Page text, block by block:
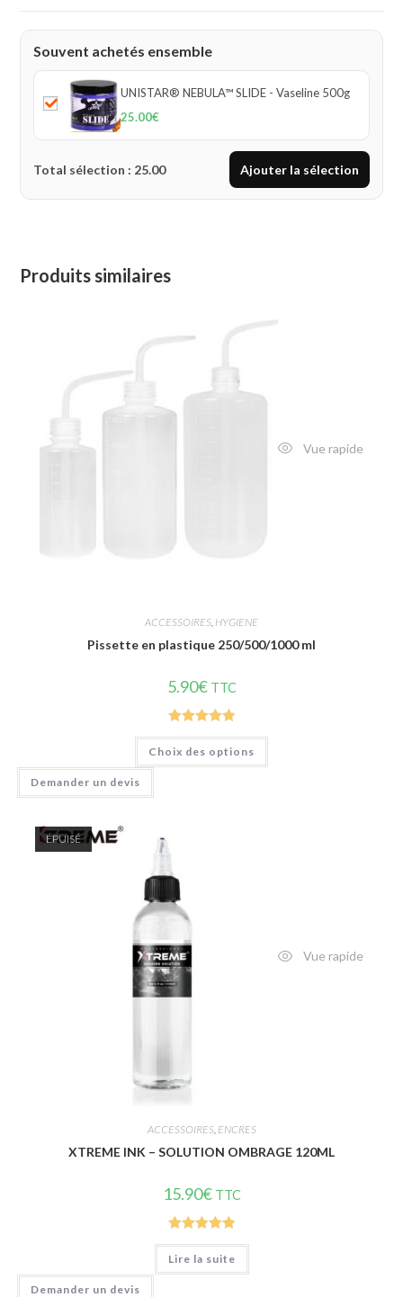
Souvent achetés ensemble
UNISTAR® NEBULA™ SLIDE - Vaseline 500g
25.00€
Total sélection : 25.00 Ajouter la sélection
Produits similaires
Vue rapide
ACCESSOIRES HYGIENE
Pissette en plastique 250/500/1000 ml
5.90€ TTC
Note5.00
sur 5
Choix des options
Demander un devis
ÉPUISÉ
Vue rapide
ACCESSOIRES, ENCRES
XTREME INK – SOLUTION OMBRAGE 120ML
15.90€ TTC
Note5.00
sur 5
Lire la suite
Demander un devis